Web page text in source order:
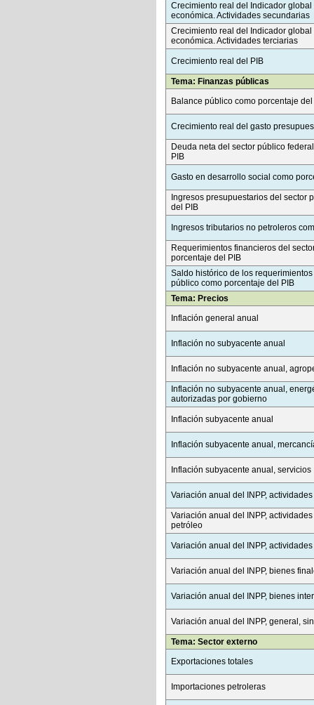
Crecimiento real del Indicador
económica. Actividades secundarias
Crecimiento real del Indicador
económica. Actividades terciarias
Crecimiento real del PIB
Tema: Finanzas públicas
Balance público como porcentaje del
Crecimiento real del gasto
Deuda neta del sector público
PIB
Gasto en desarrollo social como
Ingresos presupuestarios del sector
del PIB
Ingresos tributarios no petroleros
Requerimientos financieros del
porcentaje del PIB
Saldo histórico de los
público como porcentaje del PIB
Tema: Precios
Inflación general anual
Inflación no subyacente anual
Inflación no subyacente anual,
Inflación no subyacente anual,
autorizadas por gobierno
Inflación subyacente anual
Inflación subyacente anual,
Inflación subyacente anual, servicios
Variación anual del INPP,
Variación anual del INPP,
petróleo
Variación anual del INPP,
Variación anual del INPP, bienes
Variación anual del INPP, bienes
Variación anual del INPP, general,
Tema: Sector externo
Exportaciones totales
Importaciones petroleras